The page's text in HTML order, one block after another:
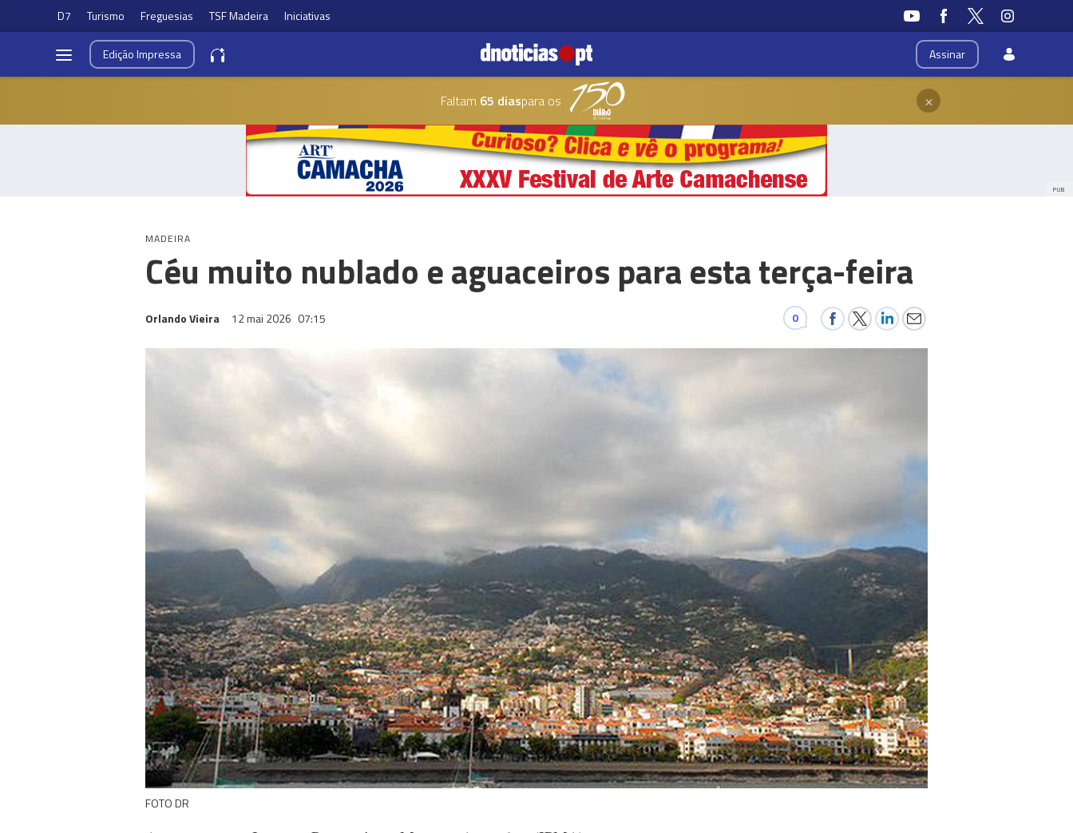
D7 Turismo Freguesias TSF Madeira Iniciativas
Assinar
EdiçãoImpressa
Faltam 65 diaspara os ×
PUB
MADEIRA
Céu muito nublado e aguaceiros para esta terça-feira
Orlando Vieira 12 mai 2026 07:15 0
FOTO DR